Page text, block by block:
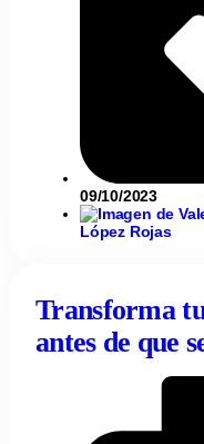
09/10/2023
López Rojas
Transforma
antes de que